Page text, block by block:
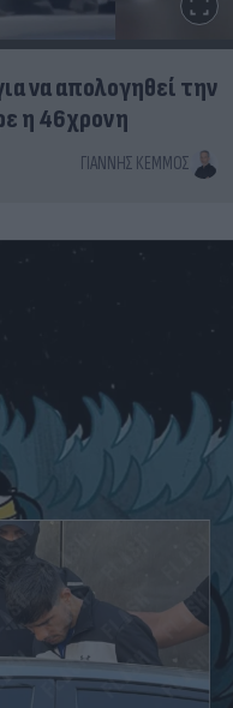
να απολογηθεί την
η 46χρονη
ΓΙΆΝΝΗΣ ΚΈΜΜΟΣ